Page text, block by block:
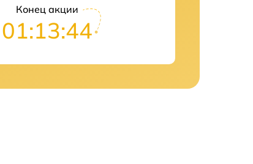
Конец акции
01:13:43